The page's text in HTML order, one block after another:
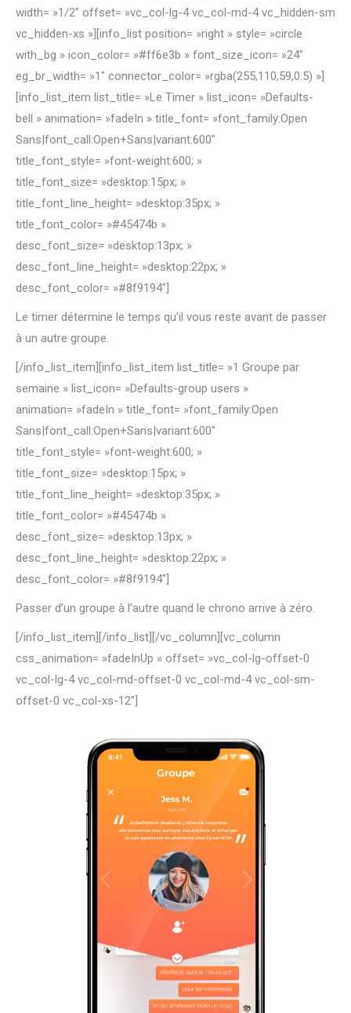
width= »1/2″ offset= »vc_col-lg-4 vc_col-md-4 vc_hidden-sm
vc_hidden-xs »][info_list position= »right » style= »circle
with_bg » icon_color= »#ff6e3b » font_size_icon= »24″
eg_br_width= »1″ connector_color= »rgba(255,110,59,0.5) »]
[info_list_item list_title= »Le Timer » list_icon= »Defaults-
bell » animation= »fadeIn » title_font= »font_family:Open
Sans|font_call:Open+Sans|variant:600″
title_font_style= »font-weight:600; »
title_font_size= »desktop:15px; »
title_font_line_height= »desktop:35px; »
title_font_color= »#45474b »
desc_font_size= »desktop:13px; »
desc_font_line_height= »desktop:22px; »
desc_font_color= »#8f9194″]
Le timer détermine le temps qu’il vous reste avant de passer
à un autre groupe.
[/info_list_item][info_list_item list_title= »1 Groupe par
semaine » list_icon= »Defaults-group users »
animation= »fadeIn » title_font= »font_family:Open
Sans|font_call:Open+Sans|variant:600″
title_font_style= »font-weight:600; »
title_font_size= »desktop:15px; »
title_font_line_height= »desktop:35px; »
title_font_color= »#45474b »
desc_font_size= »desktop:13px; »
desc_font_line_height= »desktop:22px; »
desc_font_color= »#8f9194″]
Passer d’un groupe à l’autre quand le chrono arrive à zéro.
[/info_list_item][/info_list][/vc_column][vc_column
css_animation= »fadeInUp » offset= »vc_col-lg-offset-0
vc_col-lg-4 vc_col-md-offset-0 vc_col-md-4 vc_col-sm-
offset-0 vc_col-xs-12″]